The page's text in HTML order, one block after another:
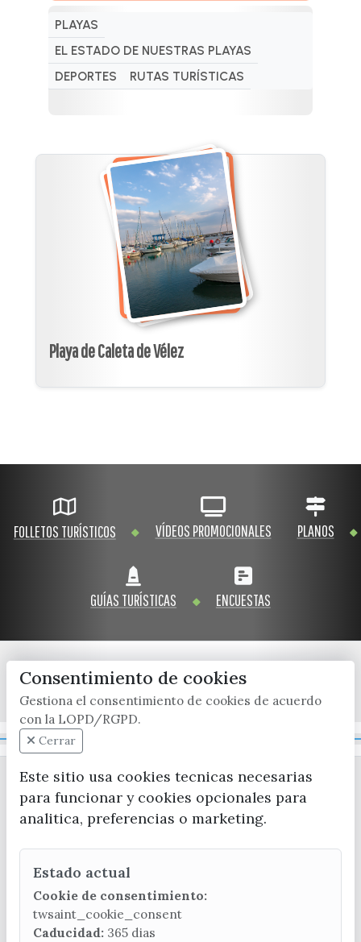
PLAYAS
EL ESTADO DE NUESTRAS PLAYAS
DEPORTES
RUTAS TURÍSTICAS
Playa de Caleta de Vélez
FOLLETOS TURÍSTICOS VÍDEOS PROMOCIONALES PLANOS
GUÍAS TURÍSTICAS ENCUESTAS
x / twitter facebook youtube instagram
CONTACTA CON LA OFICINA DE TURISMO
(+34) 952 541 104
turismo@velezmalaga.es
Consentimiento de cookies
Gestiona el consentimiento de cookies de acuerdo
con la LOPD/RGPD.
Cerrar
Este sitio usa cookies tecnicas necesarias
para funcionar y cookies opcionales para
analitica, preferencias o marketing.
Estado actual
Cookie de consentimiento:
twsaint_cookie_consent
Caducidad: 365 dias